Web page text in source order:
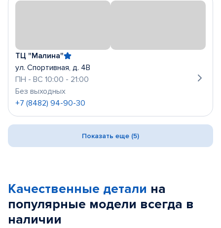
ТЦ "Малина"
ул. Спортивная, д. 4В
ПН - ВС 10:00 - 21:00
Без выходных
+7 (8482) 94-90-30
Показать еще (5)
Качественные детали на
популярные модели всегда в
наличии